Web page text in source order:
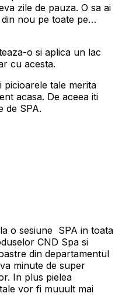
zile de pauza. O sa ai
nou pe toate pe…
o si aplica un lac
cu acesta.
picioarele tale merita
acasa. De aceea iti
de SPA.
o sesiune SPA in toata
CND Spa si
din departamentul
minute de super
In plus pielea
vor fi muuult mai